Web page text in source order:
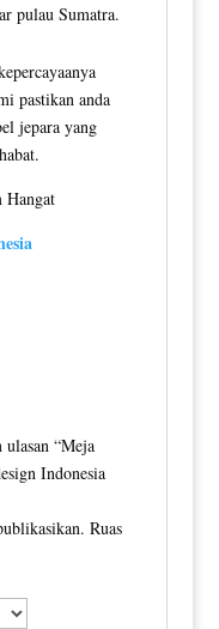
pulau Sumatra.
pastikan anda
jepara yang
Hangat
“Meja
Indonesia
Ruas